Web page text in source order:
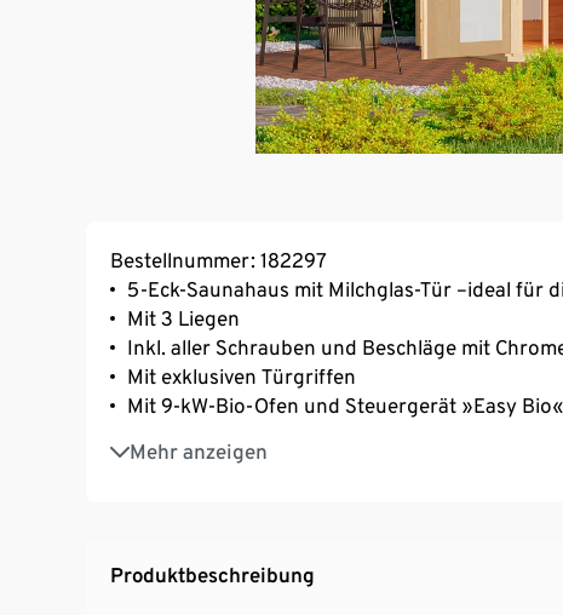
Bestellnummer: 182297
5-Eck-Saunahaus mit Milchglas-Tür –ideal für
Mit 3 Liegen
Inkl. aller Schrauben und Beschläge mit
Mit exklusiven Türgriffen
Mit 9-kW-Bio-Ofen und Steuergerät »Easy Bio«
Mehr anzeigen
Naturbelassene Optik – aus nordischer Fichte
Der ideale Ort zum Entspannen und Erholen für
Produktbeschreibung